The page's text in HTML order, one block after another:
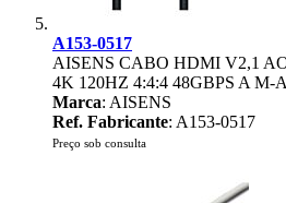
A153-0517
AISENS CABO HDMI V2,1
4K 120HZ 4:4:4 48GBPS A M-
Marca: AISENS
Ref. Fabricante: A153-0517
Preço sob consulta